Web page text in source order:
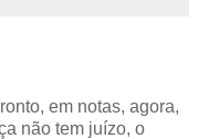
em notas, agora,
não tem juízo, o